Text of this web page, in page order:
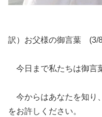
訳）お父様の御言葉 (3/
今日まで私たちは御言
今からはあなたを知り
をお許しください。